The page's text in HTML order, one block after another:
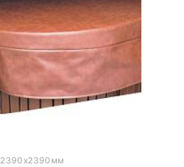
2390x2390мм